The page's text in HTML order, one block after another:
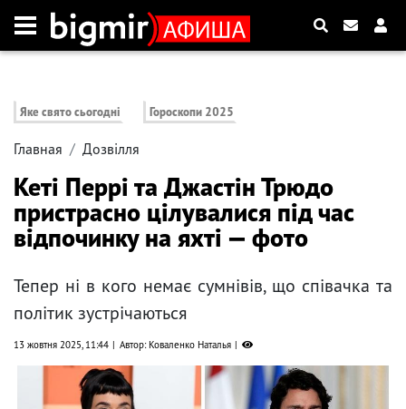
Яке свято сьогодні Гороскопи 2025
Главная Дозвілля
Кеті Перрі та Джастін Трюдо
пристрасно цілувалися під час
відпочинку на яхті — фото
Тепер ні в кого немає сумнівів, що співачка та
політик зустрічаються
13 жовтня 2025, 11:44 Автор: Коваленко Наталья